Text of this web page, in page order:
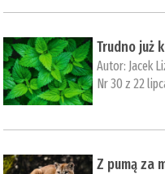
Trudno już
Autor: Jacek
Nr 30 z 22
Z pumą za